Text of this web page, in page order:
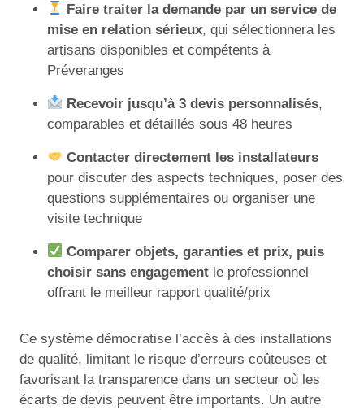
Faire traiter la demande par un service de
mise en relation sérieux, qui sélectionnera les
artisans disponibles et compétents à
Préveranges
Recevoir jusqu’à 3 devis personnalisés,
comparables et détaillés sous 48 heures
Contacter directement les installateurs
pour discuter des aspects techniques, poser des
questions supplémentaires ou organiser une
visite technique
Comparer objets, garanties et prix, puis
choisir sans engagement le professionnel
offrant le meilleur rapport qualité/prix
Ce système démocratise l’accès à des installations
de qualité, limitant le risque d’erreurs coûteuses et
favorisant la transparence dans un secteur où les
écarts de devis peuvent être importants. Un autre